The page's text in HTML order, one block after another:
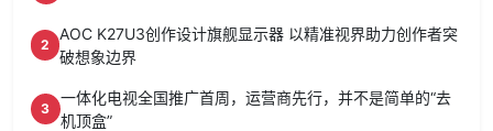
2
AOC K27U3创作设计旗舰显示器 以精准视界助力创作者突
破想象边界
3
一体化电视全国推广首周，运营商先行，并不是简单的“去
机顶盒”